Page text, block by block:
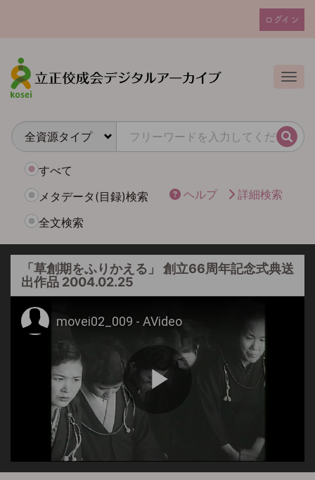
ン
テ
ン
ユ
カ
ウ
ト
ュ
ー
ログイン
検索
すべて
メタデータ(目録)検索
全文検索
ヘルプ 詳細検索
「草創期をふりかえる」 創立66周年記念式典送
出作品 2004.02.25